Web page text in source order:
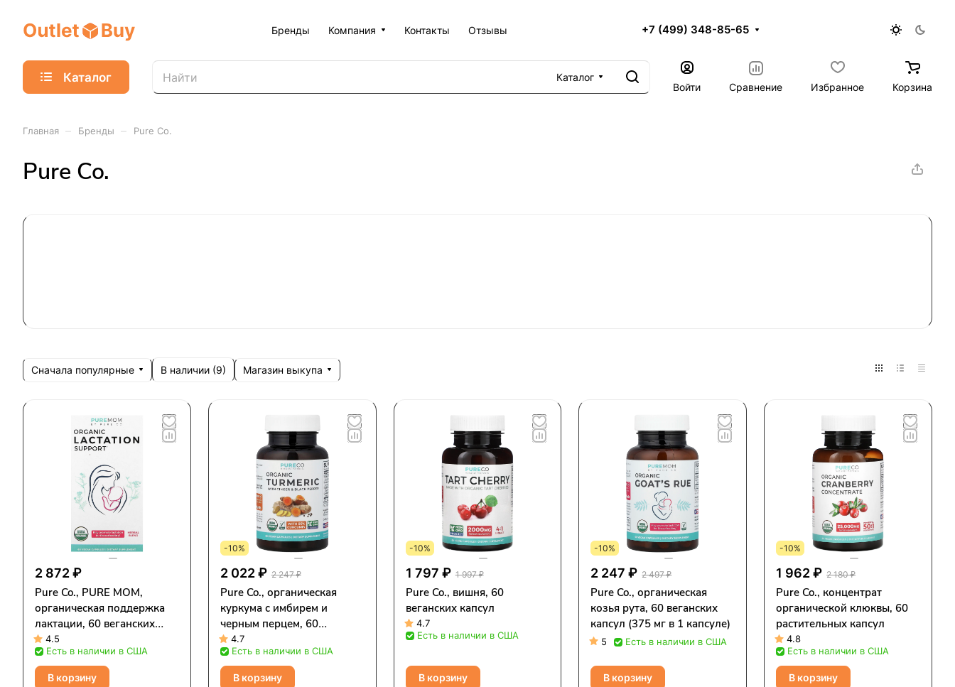
Бренды Компания Контакты Отзывы +7 (499) 348-85-65
Каталог
Каталог
Войти
Сравнение Избранное Корзина
Главная Бренды Pure Co.
Pure Co.
Сначала популярные В наличии (9) Магазин выкупа
2 872 ₽
Pure Co., PURE MOM,
органическая поддержка
лактации, 60 веганских
капсул
4.5
Есть в наличии в США
В корзину
-10%
2 022 ₽ 2 247 ₽
Pure Co., органическая
куркума с имбирем и
черным перцем, 60
веганских капсул
4.7
Есть в наличии в США
В корзину
-10%
1 797 ₽ 1 997 ₽
Pure Co., вишня, 60
веганских капсул
4.7
Есть в наличии в США
В корзину
-10%
2 247 ₽ 2 497 ₽
Pure Co., органическая
козья рута, 60 веганских
капсул (375 мг в 1 капсуле)
5 Есть в наличии в США
В корзину
-10%
1 962 ₽ 2 180 ₽
Pure Co., концентрат
органической клюквы, 60
растительных капсул
4.8
Есть в наличии в США
В корзину